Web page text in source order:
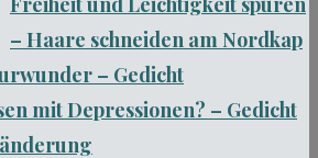
– Haare schneiden am Nordkap
– Gedicht
mit Depressionen? – Gedicht